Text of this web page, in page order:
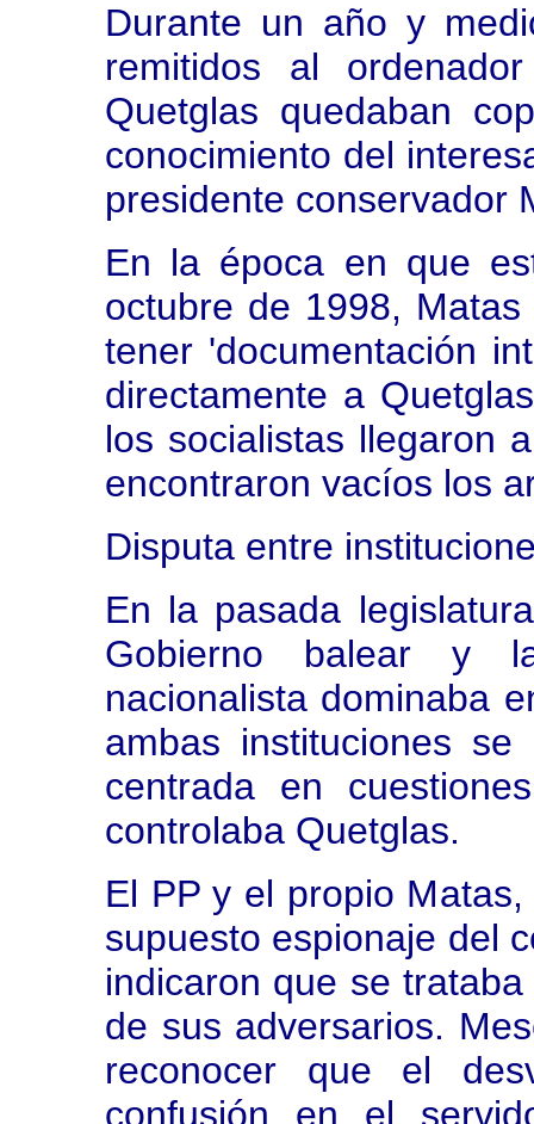
Durante un año y
remitidos al
Quetglas quedaban
conocimiento del
presidente conservador
En la época en que
octubre de 1998,
tener 'documentación
directamente a
los socialistas llegaron
encontraron vacíos los
Disputa entre
En la pasada
Gobierno balear y
nacionalista dominaba
ambas instituciones
centrada en
controlaba Quetglas.
El PP y el propio
supuesto espionaje del
indicaron que se
de sus adversarios.
reconocer que el
confusión en el